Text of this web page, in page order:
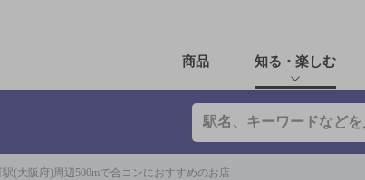
商品 知る・楽しむ
(大阪府)周辺500mで合コンにおすすめのお店